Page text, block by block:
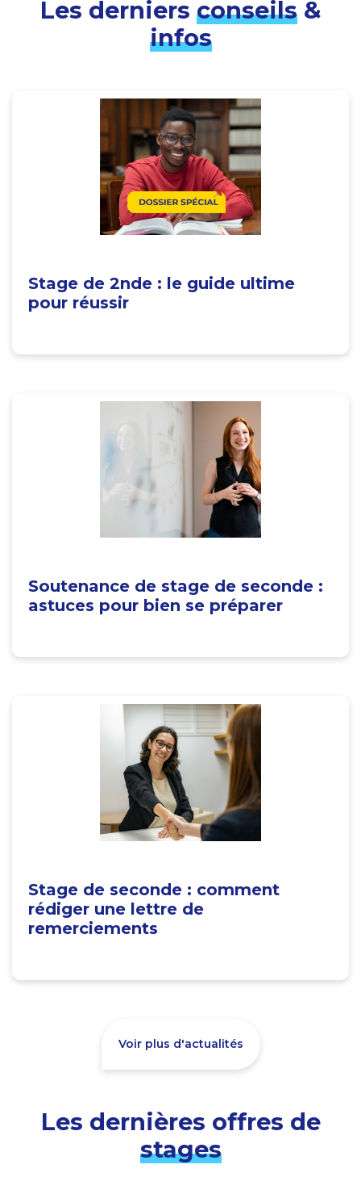
Les derniers conseils&
infos
Stage de 2nde : le guide ultime
pour réussir
Soutenance de stage de seconde :
astuces pour bien se préparer
Stage de seconde : comment
rédiger une lettre de
remerciements
Voir plus d'actualités
Les dernières offres de
stages